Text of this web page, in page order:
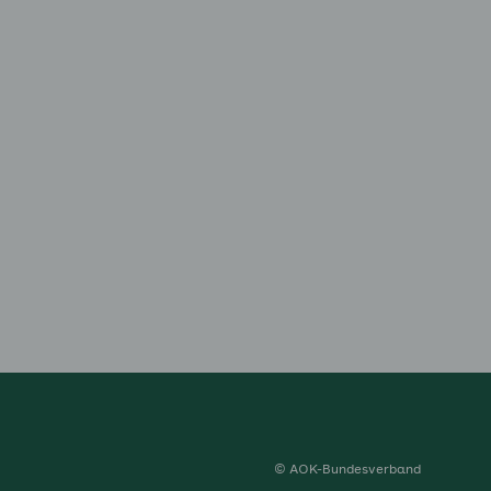
© AOK-Bundesverband